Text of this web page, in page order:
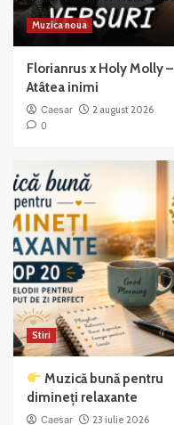
Muzica noua
Florianrus x Holy Molly –
Atâtea inimi
Caesar
2 august 2026
0
Stiri
Muzică bună pentru
dimineți relaxante
Caesar
23 iulie 2026